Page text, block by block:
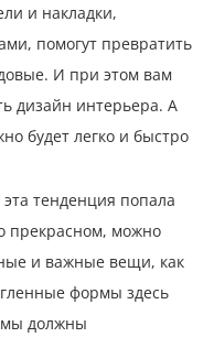
и накладки,
помогут превратить
И при этом вам
дизайн интерьера. А
будет легко и быстро
тенденция попала
прекрасном, можно
и важные вещи, как
формы здесь
мы должны